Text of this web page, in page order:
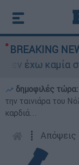
BREAKING
έχω καμία
δημοφιλές τώρα:
την ταινιάρα του
καρδιά...
┋ Απόψεις